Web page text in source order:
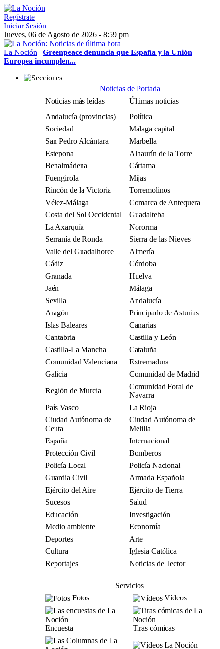
Regístrate
Iniciar Sesión
Jueves, 06 de Agosto de 2026 - 8:59 pm
La Noción | Greenpeace denuncia que España y la Unión
Europea incumplen...
Noticias de Portada
Noticias más leídas
Últimas noticias
Andalucía (provincias)
Política
Sociedad
Málaga capital
San Pedro Alcántara
Marbella
Estepona
Alhaurín de la Torre
Benalmádena
Cártama
Fuengirola
Mijas
Rincón de la Victoria
Torremolinos
Vélez-Málaga
Comarca de Antequera
Costa del Sol Occidental
Guadalteba
La Axarquía
Nororma
Serranía de Ronda
Sierra de las Nieves
Valle del Guadalhorce
Almería
Cádiz
Córdoba
Granada
Huelva
Jaén
Málaga
Sevilla
Andalucía
Aragón
Principado de Asturias
Islas Baleares
Canarias
Cantabria
Castilla y León
Castilla-La Mancha
Cataluña
Comunidad Valenciana
Extremadura
Galicia
Comunidad de Madrid
Región de Murcia
Comunidad Foral de
Navarra
País Vasco
La Rioja
Ciudad Autónoma de
Ceuta
Ciudad Autónoma de
Melilla
España
Internacional
Protección Civil
Bomberos
Policía Local
Policía Nacional
Guardia Civil
Armada Española
Ejército del Aire
Ejército de Tierra
Sucesos
Salud
Educación
Investigación
Medio ambiente
Economía
Deportes
Arte
Cultura
Iglesia Católica
Reportajes
Noticias del lector
Servicios
Fotos
Vídeos
Encuesta Tiras cómicas